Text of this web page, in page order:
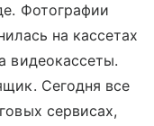
Фотографии
на кассетах
видеокассеты.
Сегодня все
сервисах,